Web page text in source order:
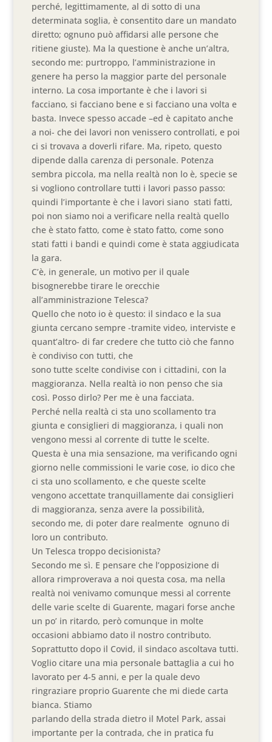
perché, legittimamente, al di sotto di una
determinata soglia, è consentito dare un mandato
diretto; ognuno può affidarsi alle persone che
ritiene giuste). Ma la questione è anche un’altra,
secondo me: purtroppo, l’amministrazione in
genere ha perso la maggior parte del personale
interno. La cosa importante è che i lavori si
facciano, si facciano bene e si facciano una volta e
basta. Invece spesso accade –ed è capitato anche
a noi- che dei lavori non venissero controllati, e poi
ci si trovava a doverli rifare. Ma, ripeto, questo
dipende dalla carenza di personale. Potenza
sembra piccola, ma nella realtà non lo è, specie se
si vogliono controllare tutti i lavori passo passo:
quindi l’importante è che i lavori siano stati fatti,
poi non siamo noi a verificare nella realtà quello
che è stato fatto, come è stato fatto, come sono
stati fatti i bandi e quindi come è stata aggiudicata
la gara.
C’è, in generale, un motivo per il quale
bisognerebbe tirare le orecchie
all’amministrazione Telesca?
Quello che noto io è questo: il sindaco e la sua
giunta cercano sempre -tramite video, interviste e
quant’altro- di far credere che tutto ciò che fanno
è condiviso con tutti, che
sono tutte scelte condivise con i cittadini, con la
maggioranza. Nella realtà io non penso che sia
così. Posso dirlo? Per me è una facciata.
Perché nella realtà ci sta uno scollamento tra
giunta e consiglieri di maggioranza, i quali non
vengono messi al corrente di tutte le scelte.
Questa è una mia sensazione, ma verificando ogni
giorno nelle commissioni le varie cose, io dico che
ci sta uno scollamento, e che queste scelte
vengono accettate tranquillamente dai consiglieri
di maggioranza, senza avere la possibilità,
secondo me, di poter dare realmente ognuno di
loro un contributo.
Un Telesca troppo decisionista?
Secondo me sì. E pensare che l’opposizione di
allora rimproverava a noi questa cosa, ma nella
realtà noi venivamo comunque messi al corrente
delle varie scelte di Guarente, magari forse anche
un po’ in ritardo, però comunque in molte
occasioni abbiamo dato il nostro contributo.
Soprattutto dopo il Covid, il sindaco ascoltava tutti.
Voglio citare una mia personale battaglia a cui ho
lavorato per 4-5 anni, e per la quale devo
ringraziare proprio Guarente che mi diede carta
bianca. Stiamo
parlando della strada dietro il Motel Park, assai
importante per la contrada, che in pratica fu